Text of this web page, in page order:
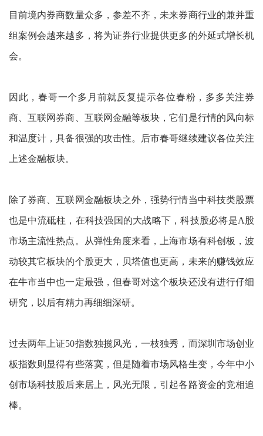
目前境内券商数量众多，参差不齐，未来券商行业的兼并重
组案例会越来越多，将为证券行业提供更多的外延式增长机
会。
因此，春哥一个多月前就反复提示各位春粉，多多关注券
商、互联网券商、互联网金融等板块，它们是行情的风向标
和温度计，具备很强的攻击性。后市春哥继续建议各位关注
上述金融板块。
除了券商、互联网金融板块之外，强势行情当中科技类股票
也是中流砥柱，在科技强国的大战略下，科技股必将是A股
市场主流性热点。从弹性角度来看，上海市场有科创板，波
动较其它板块的个股更大，贝塔值也更高，未来的赚钱效应
在牛市当中也一定最强，但春哥对这个板块还没有进行仔细
研究，以后有精力再细细深研。
过去两年上证50指数独揽风光，一枝独秀，而深圳市场创业
板指数则显得有些落寞，但是随着市场风格生变，今年中小
创市场科技股后来居上，风光无限，引起各路资金的竞相追
棒。